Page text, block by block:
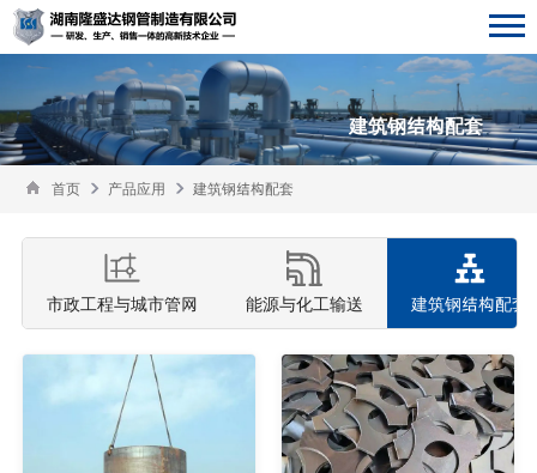
建筑钢结构配套
首页 产品应用 建筑钢结构配套
市政工程与城市管网 能源与化工输送 建筑钢结构配套